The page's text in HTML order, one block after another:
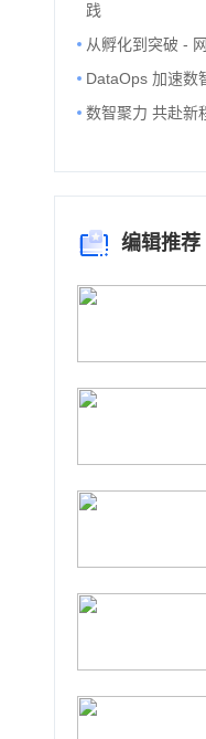
践
从孵化到突破 -
DataOps 加速数
数智聚力 共赴新
编辑推荐